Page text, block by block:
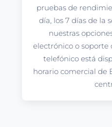
pruebas de
día, los 7 días de la
nuestras
electrónico o soporte
telefónico está
horario comercial de